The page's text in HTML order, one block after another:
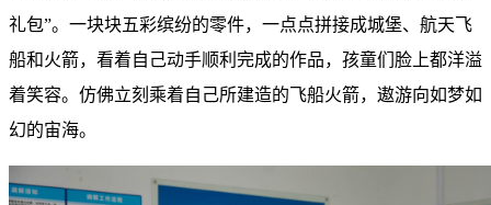
礼包”。一块块五彩缤纷的零件，一点点拼接成城堡、航天飞
船和火箭，看着自己动手顺利完成的作品，孩童们脸上都洋溢
着笑容。仿佛立刻乘着自己所建造的飞船火箭，遨游向如梦如
幻的宙海。